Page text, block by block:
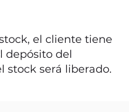
el cliente tiene
depósito del
stock será liberado.